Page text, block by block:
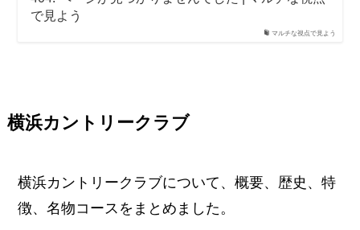
マルチな視点で見よう
で見よう
横浜カントリークラブ
横浜カントリークラブについて、概要、歴史、特
徴、名物コースをまとめました。